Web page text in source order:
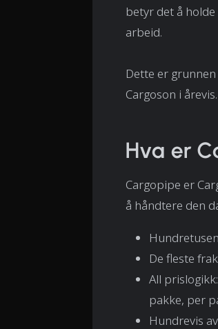
betyr det å
arbeid.
Dette er
Cargoson i årevis.
Hva er
Cargopipe er
å håndtere den
De fleste
All
pakke, per
Hundrevis